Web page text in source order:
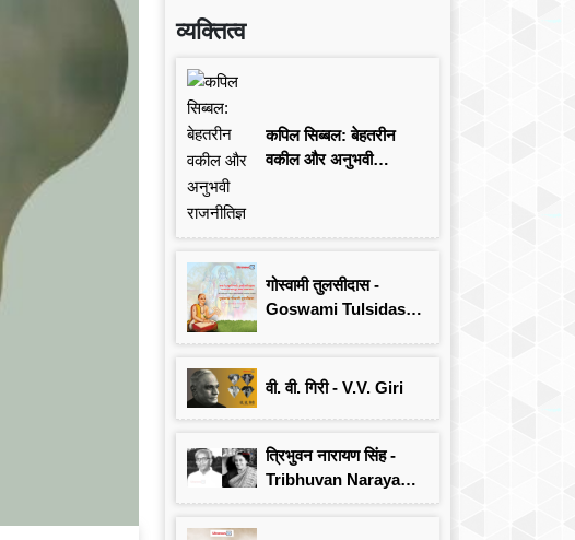
व्यक्तित्व
कपिल सिब्बल: बेहतरीन
वकील और अनुभवी
गोस्वामी तुलसीदास -
Goswami Tulsidas:
वी. वी. गिरी - V.V. Giri
त्रिभुवन नारायण सिंह -
Tribhuvan Narayan
Singh